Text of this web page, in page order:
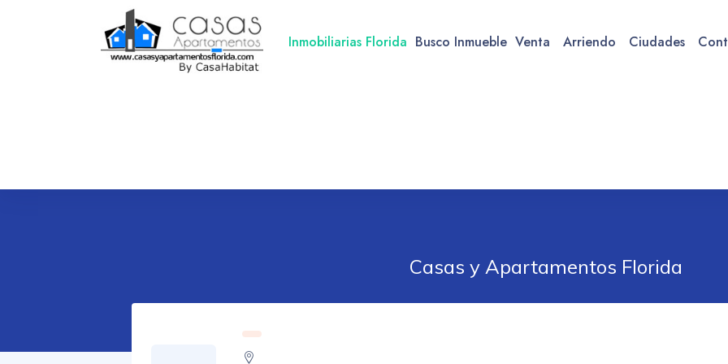
Inmobiliarias Florida Busco Inmueble Venta Arriendo Ciudades
Casas y Apartamentos Florida